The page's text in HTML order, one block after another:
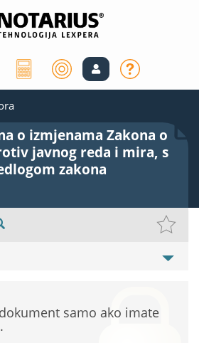
o izmjenama Zakona o
javnog reda i mira, s
zakona
samo ako imate